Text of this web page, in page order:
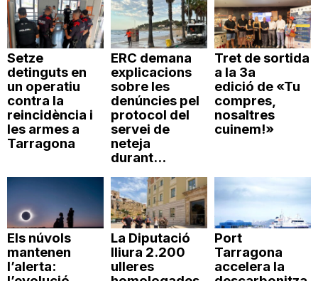
Setze
detinguts en
un operatiu
contra la
reincidència i
les armes a
Tarragona
ERC demana
explicacions
sobre les
denúncies pel
protocol del
servei de
neteja
durant...
Tret de sortida
a la 3a
edició de «Tu
compres,
nosaltres
cuinem!»
Els núvols
mantenen
l’alerta:
La Diputació
lliura 2.200
ulleres
Port
Tarragona
accelera la